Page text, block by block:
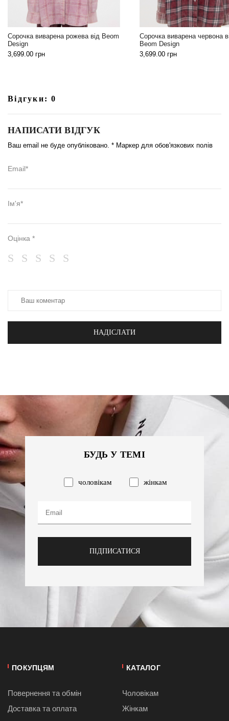
Сорочка виварена червона від
Beom Design
3,699.00 грн
Design
3,699.00грн
Відгуки: 0
НАПИСАТИ ВІДГУК
Ваш email не буде опубліковано. * Маркер для обов'язкових полів
Email*
Ім'я*
Оцінка *
НАДІСЛАТИ
БУДЬ У ТЕМІ
чоловікам жінкам
ПІДПИСАТИСЯ
ПОКУПЦЯМ
Повернення та обмін
Доставка та оплата
КАТАЛОГ
Чоловікам
Жінкам